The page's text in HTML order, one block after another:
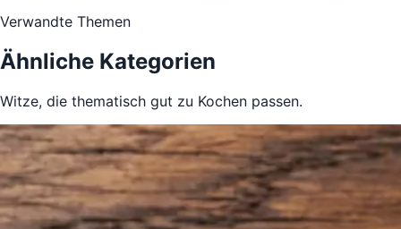
Verwandte Themen
Ähnliche Kategorien
Witze, die thematisch gut zu Kochen passen.